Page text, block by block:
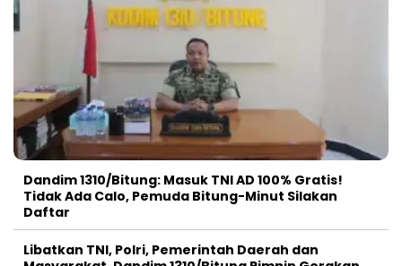
Dandim 1310/Bitung: Masuk TNI AD 100% Gratis!
Tidak Ada Calo, Pemuda Bitung-Minut Silakan
Daftar
Libatkan TNI, Polri, Pemerintah Daerah dan